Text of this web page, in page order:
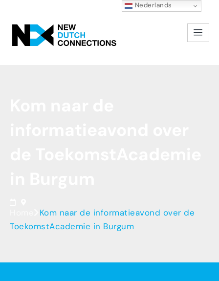
Kom naar de informatieavond over de
ToekomstAcademie in Burgum
Nederlands